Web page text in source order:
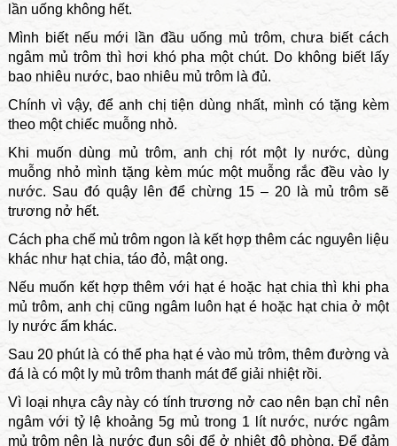
lần uống không hết.
Mình biết nếu mới lần đầu uống mủ trôm, chưa biết cách
ngâm mủ trôm thì hơi khó pha một chút. Do không biết lấy
bao nhiêu nước, bao nhiêu mủ trôm là đủ.
Chính vì vậy, để anh chị tiện dùng nhất, mình có tặng kèm
theo một chiếc muỗng nhỏ.
Khi muốn dùng mủ trôm, anh chị rót một ly nước, dùng
muỗng nhỏ mình tặng kèm múc một muỗng rắc đều vào ly
nước. Sau đó quậy lên để chừng 15 – 20 là mủ trôm sẽ
trương nở hết.
Cách pha chế mủ trôm ngon là kết hợp thêm các nguyên liệu
khác như hạt chia, táo đỏ, mật ong.
Nếu muốn kết hợp thêm với hạt é hoặc hạt chia thì khi pha
mủ trôm, anh chị cũng ngâm luôn hạt é hoặc hạt chia ở một
ly nước ấm khác.
Sau 20 phút là có thể pha hạt é vào mủ trôm, thêm đường và
đá là có một ly mủ trôm thanh mát để giải nhiệt rồi.
Vì loại nhựa cây này có tính trương nở cao nên bạn chỉ nên
ngâm với tỷ lệ khoảng 5g mủ trong 1 lít nước, nước ngâm
mủ trôm nên là nước đun sôi để ở nhiệt độ phòng. Để đảm